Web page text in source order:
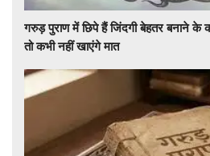
गरुड़ पुराण में छिपे हैं जिंदगी बेहतर बनाने के
तो कभी नहीं खाएंगे मात